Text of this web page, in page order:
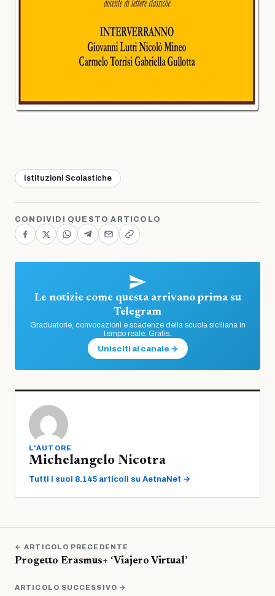
Istituzioni Scolastiche
CONDIVIDI QUESTO ARTICOLO
Le notizie come questa arrivano prima su
Telegram
Graduatorie, convocazioni e scadenze della scuola siciliana in
tempo reale. Gratis.
Unisciti al canale →
L'AUTORE
Michelangelo Nicotra
Tutti i suoi 8.145 articoli su AetnaNet →
← ARTICOLO PRECEDENTE
Progetto Erasmus+ ‘Viajero Virtual’
ARTICOLO SUCCESSIVO →